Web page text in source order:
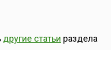
другие статьи раздела